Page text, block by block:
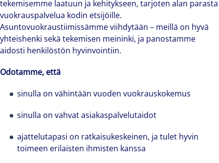
tekemisemme laatuun ja kehitykseen, tarjoten alan parasta
vuokrauspalvelua kodin etsijöille.
Asuntovuokraustiimissämme viihdytään – meillä on hyvä
yhteishenki sekä tekemisen meininki, ja panostamme
aidosti henkilöstön hyvinvointiin.
Odotamme, että
sinulla on vähintään vuoden vuokrauskokemus
sinulla on vahvat asiakaspalvelutaidot
ajattelutapasi on ratkaisukeskeinen, ja tulet hyvin
toimeen erilaisten ihmisten kanssa